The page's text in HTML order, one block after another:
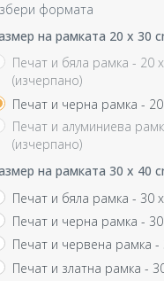
формата
на рамката 20 x 30
Печат и бяла рамка - 20
(изчерпано)
Печат и черна рамка -
Печат и алуминиева
(изчерпано)
на рамката 30 x 40
Печат и бяла рамка - 30
Печат и черна рамка -
Печат и червена рамка -
Печат и златна рамка -